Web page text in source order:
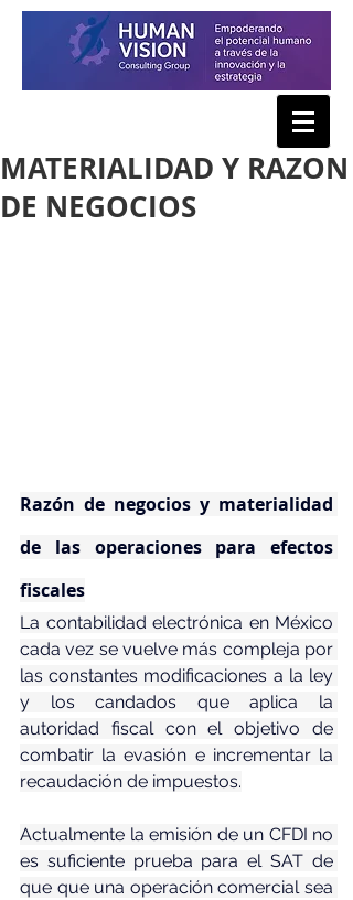
MATERIALIDAD Y RAZON
DE NEGOCIOS
Razón de negocios y materialidad
de las operaciones para efectos
fiscales
La contabilidad electrónica en México
cada vez se vuelve más compleja por
las constantes modificaciones a la ley
y los candados que aplica la
autoridad fiscal con el objetivo de
combatir la evasión e incrementar la
recaudación de impuestos.
Actualmente la emisión de un CFDI no
es suficiente prueba para el SAT de
que que una operación comercial sea